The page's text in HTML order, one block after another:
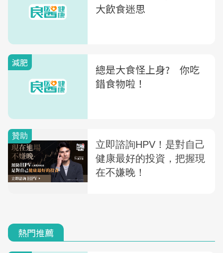
大飲食迷思
減肥
總是大食怪上身? 你吃
錯食物啦！
熱門推薦